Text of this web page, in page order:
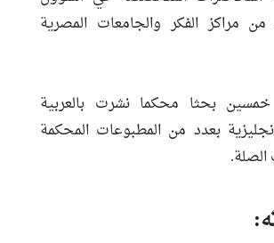
من مراكز الفكر والجامعات المصرية
بحثا محكما نشرت بالعربية
بعدد من المطبوعات المحكمة